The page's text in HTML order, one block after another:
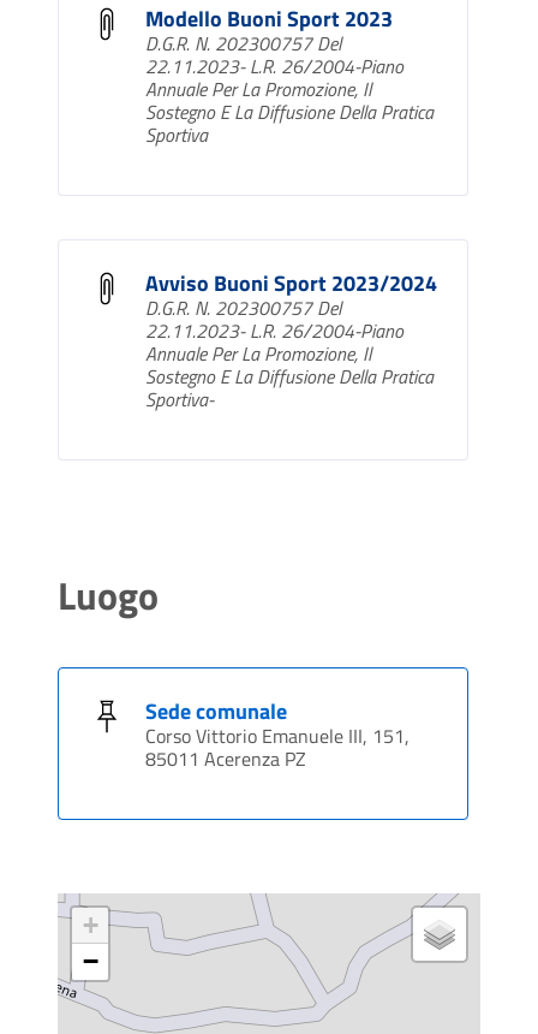
Modello Buoni Sport 2023
D.G.R. N. 202300757 Del
22.11.2023- L.R. 26/2004-Piano
Annuale Per La Promozione, Il
Sostegno E La Diffusione Della Pratica
Sportiva
Avviso Buoni Sport 2023/2024
D.G.R. N. 202300757 Del
22.11.2023- L.R. 26/2004-Piano
Annuale Per La Promozione, Il
Sostegno E La Diffusione Della Pratica
Sportiva-
Luogo
Sede comunale
Corso Vittorio Emanuele III, 151,
85011 Acerenza PZ
+
−